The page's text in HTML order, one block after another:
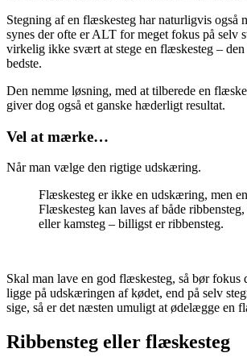
Stegning af en flæskesteg har naturligvis også
synes der ofte er ALT for meget fokus på selv
virkelig ikke svært at stege en flæskesteg – den
bedste.
Den nemme løsning, med at tilberede en
giver dog også et ganske hæderligt resultat.
Vel at mærke…
Når man vælge den rigtige udskæring.
Flæskesteg er ikke en udskæring, men
Flæskesteg kan laves af både
eller kamsteg – billigst er ribbensteg.
Skal man lave en god flæskesteg, så bør fokus
ligge på udskæringen af kødet, end på selv
sige, så er det næsten umuligt at ødelægge en
Ribbensteg eller flæskesteg